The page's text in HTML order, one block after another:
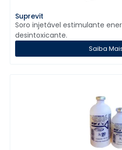
Saiba
Suprevit
Soro injetável estimulante
desintoxicante.